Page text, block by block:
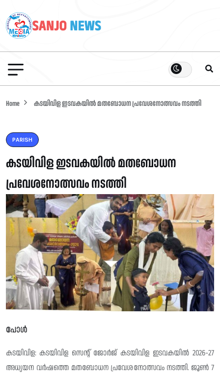
Home കടയിവിള ഇടവകയിൽ മതബോധന പ്രവേശനോത്സവം നടത്തി
PARISH
കടയിവിള ഇടവകയിൽ മതബോധന
പ്രവേശനോത്സവം നടത്തി
പോൾ
കടയിവിള: കടയിവിള സെന്റ് ജോർജ് കടയിവിള ഇടവകയിൽ 2026-27
അധ്യയന വർഷത്തെ മതബോധന പ്രവേശനോത്സവം നടത്തി. ജൂൺ 7